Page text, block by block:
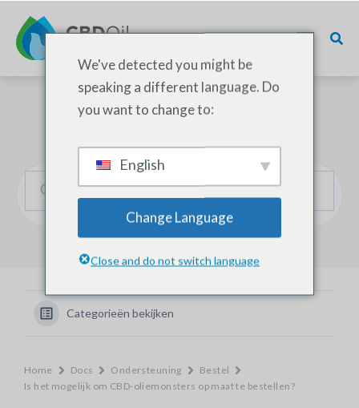
Categorieën bekijken
Home Docs Ondersteuning
Bestel
Is het mogelijk om CBD-oliemonsters op maat te bestellen?
We've detected you might be
speaking a different language. Do
you want to change to:
English
Change Language
Close and do not switch language